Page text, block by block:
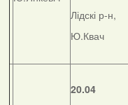
Лідскі р-н,
Ю.Квач
20.04